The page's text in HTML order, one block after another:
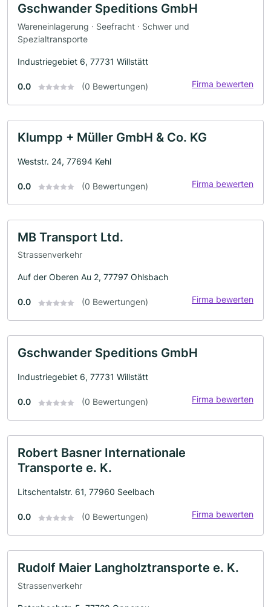
Gschwander Speditions GmbH
Wareneinlagerung · Seefracht · Schwer und
Spezialtransporte
Industriegebiet 6, 77731 Willstätt
0.0 (0 Bewertungen) Firma bewerten
Klumpp + Müller GmbH & Co. KG
Weststr. 24, 77694 Kehl
0.0 (0 Bewertungen) Firma bewerten
MB Transport Ltd.
Strassenverkehr
Auf der Oberen Au 2, 77797 Ohlsbach
0.0 (0 Bewertungen) Firma bewerten
Gschwander Speditions GmbH
Industriegebiet 6, 77731 Willstätt
0.0 (0 Bewertungen) Firma bewerten
Robert Basner Internationale
Transporte e. K.
Litschentalstr. 61, 77960 Seelbach
0.0 (0 Bewertungen) Firma bewerten
Rudolf Maier Langholztransporte e. K.
Strassenverkehr